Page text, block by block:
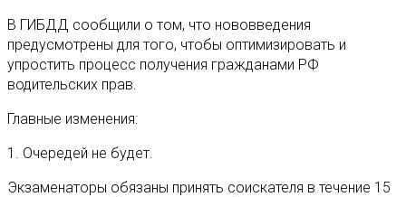
В ГИБДД сообщили о том, что нововведения
предусмотрены для того, чтобы оптимизировать и
упростить процесс получения гражданами РФ
водительских прав.
Главные изменения:
1. Очередей не будет.
Экзаменаторы обязаны принять соискателя в течение 15